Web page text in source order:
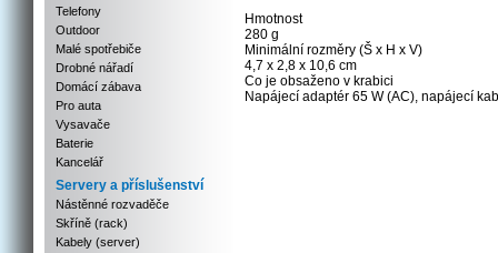
Telefony
Outdoor
Malé spotřebiče
Drobné nářadí
Domácí zábava
Pro auta
Vysavače
Baterie
Kancelář
Servery a příslušenství
Nástěnné rozvaděče
Skříně (rack)
Kabely (server)
Hmotnost
280 g
Minimální rozměry (Š x H x V)
4,7 x 2,8 x 10,6 cm
Co je obsaženo v krabici
Napájecí adaptér 65 W (AC), napájecí